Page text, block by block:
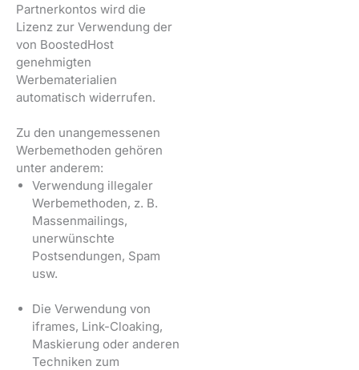
Partnerkontos wird die
Lizenz zur Verwendung der
von BoostedHost
genehmigten
Werbematerialien
automatisch widerrufen.
Zu den unangemessenen
Werbemethoden gehören
unter anderem:
Verwendung illegaler
Werbemethoden, z. B.
Massenmailings,
unerwünschte
Postsendungen, Spam
usw.
Die Verwendung von
iframes, Link-Cloaking,
Maskierung oder anderen
Techniken zum